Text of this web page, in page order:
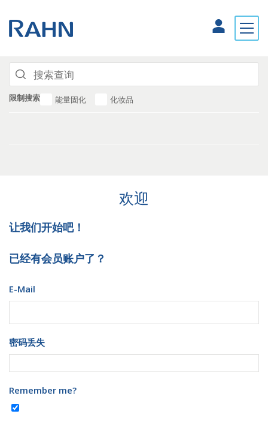
限制搜索 能量固化 化妆品
欢迎
让我们开始吧！
已经有会员账户了？
E-Mail
密码丢失
Remember me?